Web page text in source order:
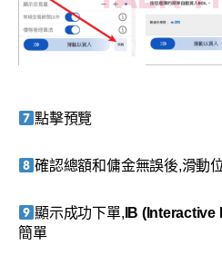
點擊預覽
確認總額和傭金無誤後,滑動
顯示成功下單, IB
簡單